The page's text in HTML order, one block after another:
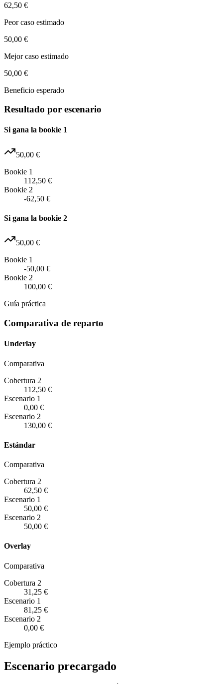
62,50 €
Peor caso estimado
50,00 €
Mejor caso estimado
50,00 €
Beneficio esperado
Resultado por escenario
Si gana la bookie 1
50,00 €
Bookie 1
112,50 €
Bookie 2
-62,50 €
Si gana la bookie 2
50,00 €
Bookie 1
-50,00 €
Bookie 2
100,00 €
Guía práctica
Comparativa de reparto
Underlay
Comparativa
Cobertura 2
112,50 €
Escenario 1
0,00 €
Escenario 2
130,00 €
Estándar
Comparativa
Cobertura 2
62,50 €
Escenario 1
50,00 €
Escenario 2
50,00 €
Overlay
Comparativa
Cobertura 2
31,25 €
Escenario 1
81,25 €
Escenario 2
0,00 €
Ejemplo práctico
Escenario precargado